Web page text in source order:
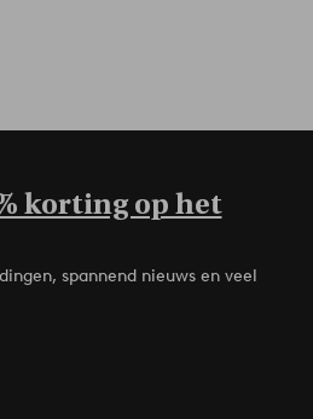
korting op het
spannend nieuws en veel